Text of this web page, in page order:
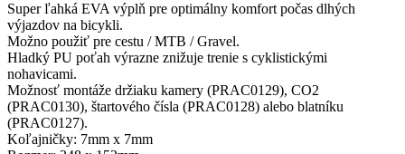
Super ľahká EVA výplň pre optimálny komfort počas dlhých
výjazdov na bicykli.
Možno použiť pre cestu / MTB / Gravel.
Hladký PU poťah výrazne znižuje trenie s cyklistickými
nohavicami.
Možnosť montáže držiaku kamery (PRAC0129), CO2
(PRAC0130), štartového čísla (PRAC0128) alebo blatníku
(PRAC0127).
Koľajničky: 7mm x 7mm